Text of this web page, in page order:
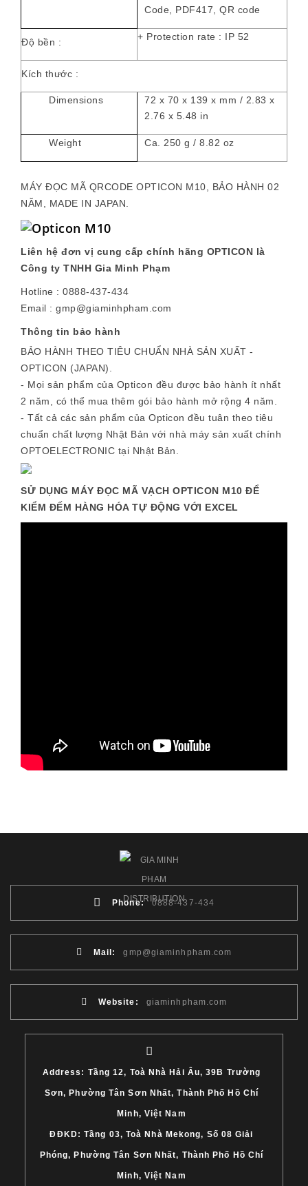
Code, PDF417, QR code
Độ bền : + Protection rate : IP 52
Kích thước :
Dimensions
72 x 70 x 139 x mm / 2.83 x
2.76 x 5.48 in
Weight Ca. 250 g / 8.82 oz
MÁY ĐỌC MÃ QRCODE OPTICON M10, BẢO HÀNH 02
NĂM, MADE IN JAPAN.
Liên hệ đơn vị cung cấp chính hãng OPTICON là
Công ty TNHH Gia Minh Phạm
Hotline : 0888-437-434
Email : gmp@giaminhpham.com
Thông tin bảo hành
BẢO HÀNH THEO TIÊU CHUẨN NHÀ SẢN XUẤT -
OPTICON (JAPAN).
- Mọi sản phẩm của Opticon đều được bảo hành ít nhất
2 năm, có thể mua thêm gói bảo hành mở rộng 4 năm.
- Tất cả các sản phẩm của Opticon đều tuân theo tiêu
chuẩn chất lượng Nhật Bản với nhà máy sản xuất chính
OPTOELECTRONIC tại Nhật Bản.
SỬ DỤNG MÁY ĐỌC MÃ VẠCH OPTICON M10 ĐỂ
KIỂM ĐẾM HÀNG HÓA TỰ ĐỘNG VỚI EXCEL
Phone: 0888-437-434
Mail: gmp@giaminhpham.com
Website: giaminhpham.com
Address: Tầng 12, Toà Nhà Hải Âu, 39B Trường
Sơn, Phường Tân Sơn Nhất, Thành Phố Hồ Chí
Minh, Việt Nam
ĐĐKD: Tầng 03, Toà Nhà Mekong, Số 08 Giải
Phóng, Phường Tân Sơn Nhất, Thành Phố Hồ Chí
Minh, Việt Nam